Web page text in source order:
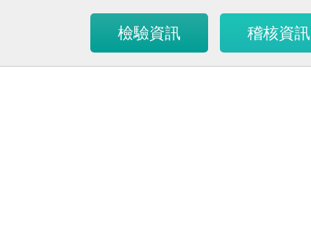
檢驗資訊 稽核資訊